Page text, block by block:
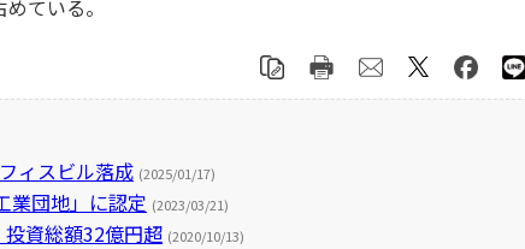
ている。
ィスビル落成 (2025/01/17)
業団地」に認定 (2023/03/21)
資総額32億円超 (2020/10/13)